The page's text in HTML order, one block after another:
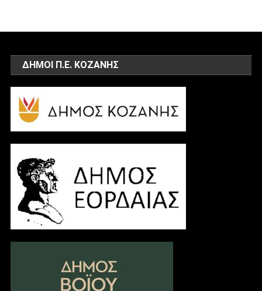
ΔΗΜΟΙ Π.Ε. ΚΟΖΑΝΗΣ